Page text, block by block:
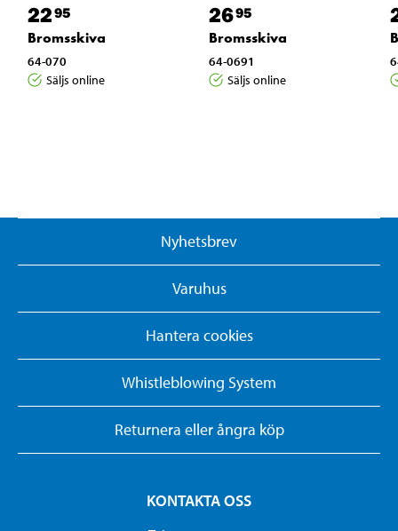
2295
Bromsskiva
64-070
Säljs online
2695
Bromsskiva
64-0691
Säljs online
Nyhetsbrev
Varuhus
Hantera cookies
Whistleblowing System
Returnera eller ångra köp
KONTAKTA OSS